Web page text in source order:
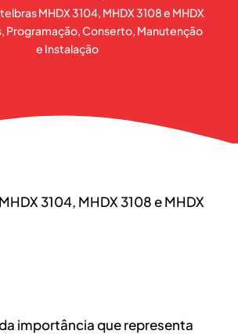
MHDX 3104, MHDX 3108 e MHDX
Programação, Conserto, Manutenção
e Instalação
3104, MHDX 3108 e MHDX
importância que representa